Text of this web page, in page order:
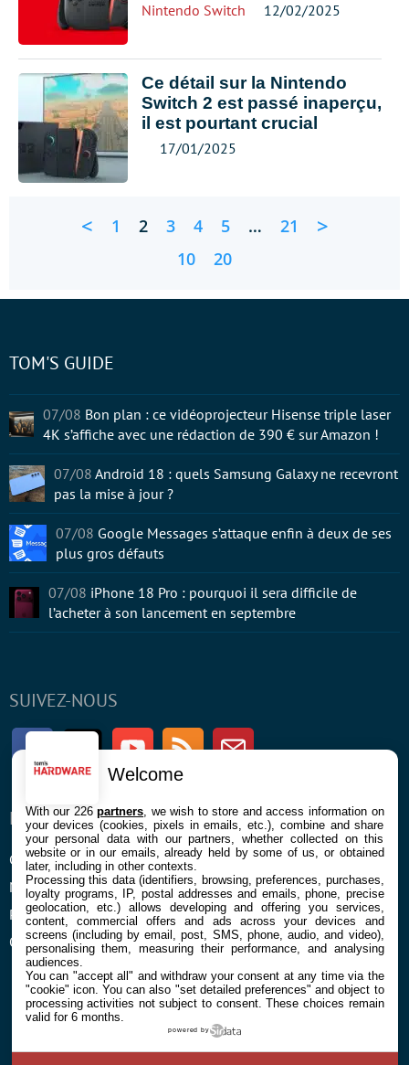
Nintendo Switch 12/02/2025
Ce détail sur la Nintendo
Switch 2 est passé inaperçu,
il est pourtant crucial
17/01/2025
< 1 2 3 4 5 … 21 >
10 20
SUIVEZ-NOUS
FacebookTwitter Youtube RSS Newsletter
ENTREPRISE
Confidentialité et Cookies
Mentions légales et CGU
Préférences Cookies
Qui sommes nous
À PROPOS
Contact
TOM'S GUIDE
07/08 Bon plan : ce vidéoprojecteur Hisense triple laser
4K s’affiche avec une rédaction de 390 € sur Amazon !
07/08 Android 18 : quels Samsung Galaxy ne recevront
pas la mise à jour ?
07/08 Google Messages s’attaque enfin à deux de ses
plus gros défauts
07/08 iPhone 18 Pro : pourquoi il sera difficile de
l’acheter à son lancement en septembre
Welcome
With our 226partners , we wish to store and access information on
your devices (cookies, pixels in emails, etc.), combine and share
your personal data with our partners, whether collected on this
website or in our emails, already held by some of us, or obtained
later, including in other contexts.
Processing this data (identifiers, browsing, preferences, purchases,
loyalty programs, IP, postal addresses and emails, phone, precise
geolocation, etc.) allows developing and offering you services,
content, commercial offers and ads across your devices and
screens (including by email, post, SMS, phone, audio, and video),
personalising them, measuring their performance, and analysing
audiences.
You can "accept all" and withdraw your consent at any time via the
"cookie" icon. You can also "set detailed preferences" and object to
processing activities not subject to consent. These choices remain
valid for 6 months.
powered by